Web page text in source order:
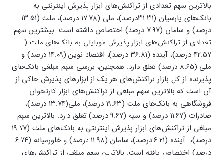
بالاترین سهم تعدادی از تراکنش‌های ابزار پذیرش اینترنتی به
بانک‌های پارسیان (۳۱.۳۱درصد)، ملی (۱۷.۷۸ درصد)، ملت (۱۳.۵۱
درصد) و سامان (۷.۹۷ درصد) اختصاص داشته ‌است. بیشترین سهم
تعدادی از تراکنش‌های ابزار پذیرش موبایلی به بانک‌های ملت (
۴۲.۵۷ درصد)، آینده (۳۶.۸۱ درصد)، اقتصاد نوین (۱۴.۰۹ درصد) و
ملی (۸.۶۵ درصد) تعلق دارد. همچنین، بررسی سهم مبلغی بانک‌های
پذیرنده از کل بازار تراکنش‌های هر یک از ابزارهای پذیرش حاکی از
آن است که بالاترین سهم مبلغی از تراکنش‌های ابزار کارتخوان
فروشگاهی به بانک‌های ملت (۱۹‌.۶۳ درصد)، ملی(۱۳.۷۴ درصد)،
صادرات (۱۱.۶۷ درصد) و سپه (۹.۶۷ درصد) تعلق دارد. بالاترین سهم
مبلغی از تراکنش‌های ابزار پذیرش اینترنتی به بانک‌های ملت (۱۹.۷۷
درصد)، ‌ آینده (۱۶.۲۱درصد)، سامان (۱۱.۹۸ درصد) و خاورمیانه (۶.۷۴